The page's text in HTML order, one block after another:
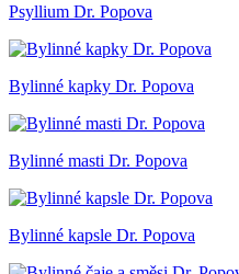
Psyllium Dr. Popova
Bylinné kapky Dr. Popova
Bylinné masti Dr. Popova
Bylinné kapsle Dr. Popova